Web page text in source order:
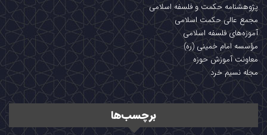
پژوهشنامه حکمت و فلسفه اسلامی
مجمع عالی حکمت اسلامی
آموزه‌های فلسفه اسلامی
مؤسسه امام خمینی (ره)
معاونت آموزش حوزه
مجله نسیم خرد
برچسب‌ها